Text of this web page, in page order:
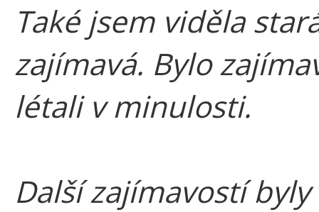
Také jsem viděla
zajímavá. Bylo
létali v minulosti.
Další zajímavostí